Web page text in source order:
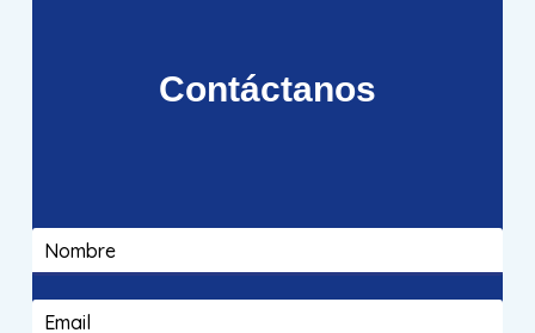
Contáctanos